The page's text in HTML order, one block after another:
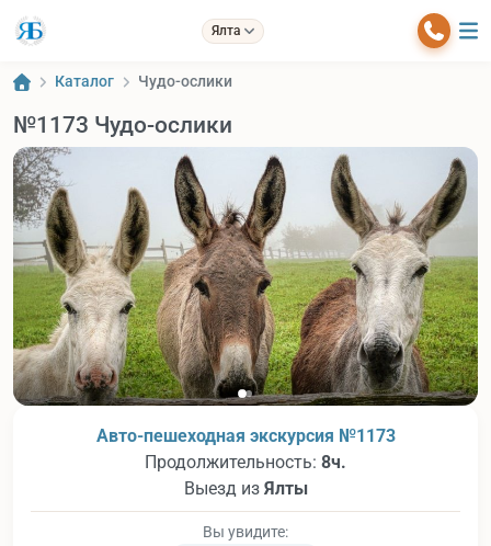
Ялта
Каталог Чудо-ослики
№1173 Чудо-ослики
Авто-пешеходная экскурсия №1173
Продолжительность: 8ч.
Выезд из Ялты
Вы увидите: